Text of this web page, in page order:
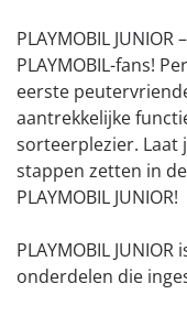
PLAYMOBIL
PLAYMOBIL-fans!
eerste
aantrekkelijke
sorteerplezier. Laat
stappen zetten in
PLAYMOBIL JUNIOR!
PLAYMOBIL
onderdelen die